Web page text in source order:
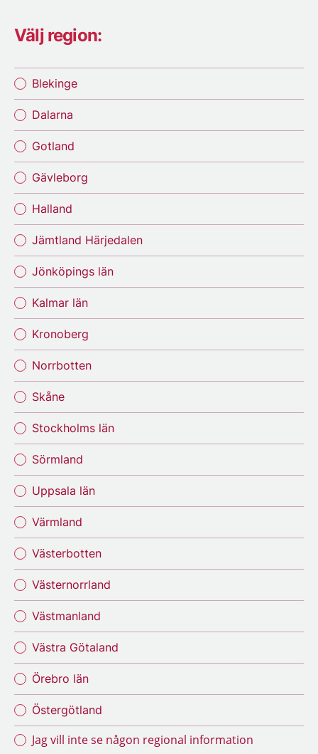
Välj region:
Blekinge
Dalarna
Gotland
Gävleborg
Halland
Jämtland Härjedalen
Jönköpings län
Kalmar län
Kronoberg
Norrbotten
Skåne
Stockholms län
Sörmland
Uppsala län
Värmland
Västerbotten
Västernorrland
Västmanland
Västra Götaland
Örebro län
Östergötland
Jag vill inte se någon regional information